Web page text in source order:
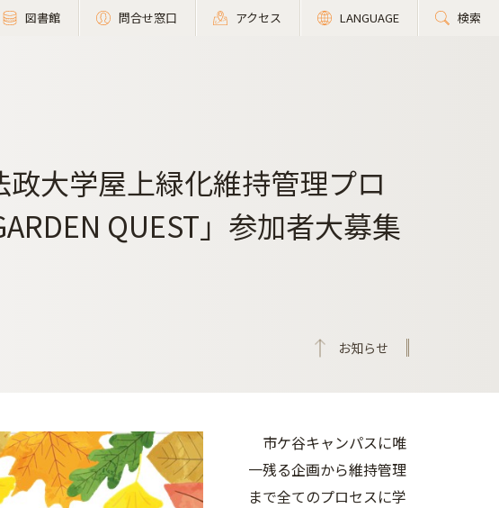
図書館 問合せ窓口 アクセス LANGUAGE 検索
政大学屋上緑化維持管理プロ
QUEST」参加者大募集
お知らせ
市ケ谷キャンパスに唯
一残る企画から維持管理
まで全てのプロセスに学